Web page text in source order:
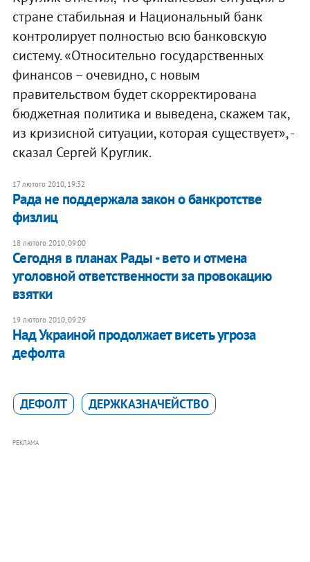
стране стабильная и Национальный банк
контролирует полностью всю банковскую
систему. «Относительно государственных
финансов – очевидно, с новым
правительством будет скорректирована
бюджетная политика и выведена, скажем так,
из кризисной ситуации, которая существует», -
сказал Сергей Круглик.
17 лютого 2010, 19:32
Рада не поддержала закон о банкротстве
физлиц
18 лютого 2010, 09:00
Сегодня в планах Рады - вето и отмена
уголовной ответственности за провокацию
взятки
19 лютого 2010, 09:29
Над Украиной продолжает висеть угроза
дефолта
ДЕФОЛТ ДЕРЖКАЗНАЧЕЙСТВО
РЕКЛАМА